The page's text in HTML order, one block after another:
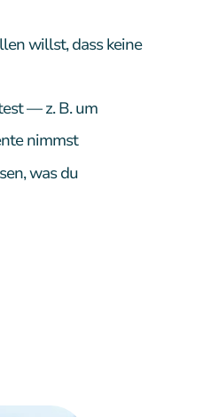
willst, dass keine
— z. B. um
nimmst
was du